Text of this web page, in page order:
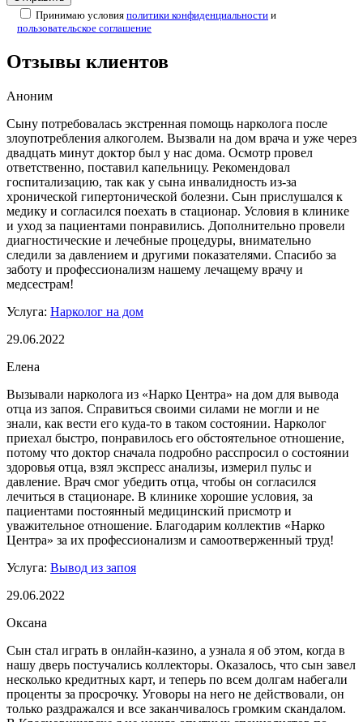
Принимаю условия политики конфиденциальности и
пользовательское соглашение
Отзывы клиентов
Аноним
Сыну потребовалась экстренная помощь нарколога после
злоупотребления алкоголем. Вызвали на дом врача и уже через
двадцать минут доктор был у нас дома. Осмотр провел
ответственно, поставил капельницу. Рекомендовал
госпитализацию, так как у сына инвалидность из-за
хронической гипертонической болезни. Сын прислушался к
медику и согласился поехать в стационар. Условия в клинике
и уход за пациентами понравились. Дополнительно провели
диагностические и лечебные процедуры, внимательно
следили за давлением и другими показателями. Спасибо за
заботу и профессионализм нашему лечащему врачу и
медсестрам!
Услуга: Нарколог на дом
29.06.2022
Елена
Вызывали нарколога из «Нарко Центра» на дом для вывода
отца из запоя. Справиться своими силами не могли и не
знали, как вести его куда-то в таком состоянии. Нарколог
приехал быстро, понравилось его обстоятельное отношение,
потому что доктор сначала подробно расспросил о состоянии
здоровья отца, взял экспресс анализы, измерил пульс и
давление. Врач смог убедить отца, чтобы он согласился
лечиться в стационаре. В клинике хорошие условия, за
пациентами постоянный медицинский присмотр и
уважительное отношение. Благодарим коллектив «Нарко
Центра» за их профессионализм и самоотверженный труд!
Услуга: Вывод из запоя
29.06.2022
Оксана
Сын стал играть в онлайн-казино, а узнала я об этом, когда в
нашу дверь постучались коллекторы. Оказалось, что сын завел
несколько кредитных карт, и теперь по всем долгам набегали
проценты за просрочку. Уговоры на него не действовали, он
только раздражался и все заканчивалось громким скандалом.